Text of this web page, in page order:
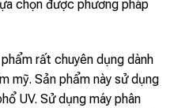
chọn được phương pháp
rất chuyên dụng dành
mỹ. Sản phẩm này sử dụng
UV. Sử dụng máy phân